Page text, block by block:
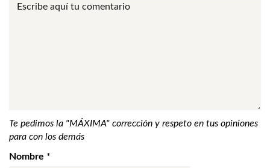
Te pedimos la "MÁXIMA" corrección y respeto en tus opiniones
para con los demás
Nombre *